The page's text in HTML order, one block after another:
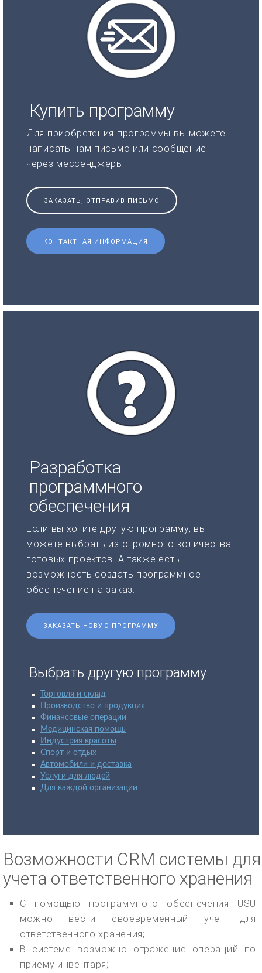
Купить программу
Для приобретения программы вы можете
написать нам письмо или сообщение
через мессенджеры
ЗАКАЗАТЬ, ОТПРАВИВ ПИСЬМО
КОНТАКТНАЯ ИНФОРМАЦИЯ
Разработка
программного
обеспечения
Если вы хотите другую программу, вы
можете выбрать из огромного количества
готовых проектов. А также есть
возможность создать программное
обеспечение на заказ.
ЗАКАЗАТЬ НОВУЮ ПРОГРАММУ
Выбрать другую программу
Торговля и склад
Производство и продукция
Финансовые операции
Медицинская помощь
Индустрия красоты
Спорт и отдых
Автомобили и доставка
Услуги для людей
Для каждой организации
Возможности CRM системы для
учета ответственного хранения
С помощью программного обеспечения USU
можно вести своевременный учет для
ответственного хранения;
В системе возможно отражение операций по
приему инвентаря;